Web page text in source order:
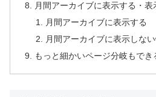
月間アーカイブに表示する・表
月間アーカイブに表示する
月間アーカイブに表示しな
もっと細かいページ分岐もでき